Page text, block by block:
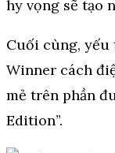
hy vọng sẽ tạo
Cuối cùng, yếu
Winner cách
mẻ trên phần
Edition”.